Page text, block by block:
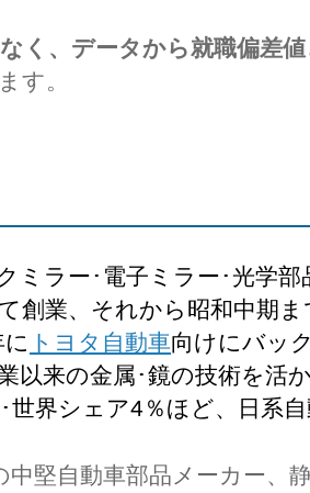
く、データから就職偏差
す。
ミラー･電子ミラー･光学
創業、それから昭和中期
トヨタ自動車向けにバッ
以来の金属･鏡の技術を活
界シェア4％ほど、日系
中堅自動車部品メーカー、